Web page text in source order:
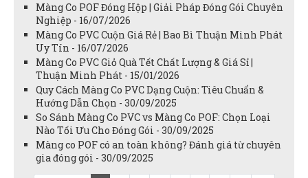
Màng Co POF Đóng Hộp | Giải Pháp Đóng Gói Chuyên
Nghiệp - 16/07/2026
Màng Co PVC Cuộn Giá Rẻ | Bao Bì Thuận Minh Phát
Uy Tín - 16/07/2026
Màng Co PVC Giỏ Quà Tết Chất Lượng & Giá Sỉ |
Thuận Minh Phát - 15/01/2026
Quy Cách Màng Co PVC Dạng Cuộn: Tiêu Chuẩn &
Hướng Dẫn Chọn - 30/09/2025
So Sánh Màng Co PVC vs Màng Co POF: Chọn Loại
Nào Tối Ưu Cho Đóng Gói - 30/09/2025
Màng co POF có an toàn không? Đánh giá từ chuyên
gia đóng gói - 30/09/2025